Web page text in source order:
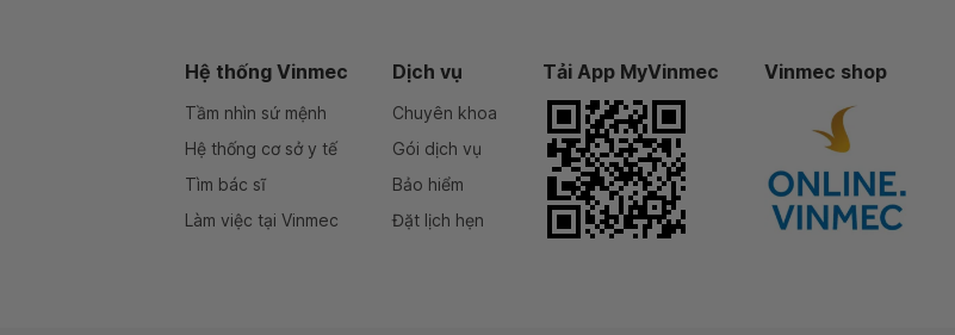
Hệ thống Vinmec
Tầm nhìn sứ mệnh
Hệ thống cơ sở y tế
Tìm bác sĩ
Làm việc tại Vinmec
Dịch vụ
Chuyên khoa
Gói dịch vụ
Bảo hiểm
Đặt lịch hẹn
Tải App MyVinmec Vinmec shop